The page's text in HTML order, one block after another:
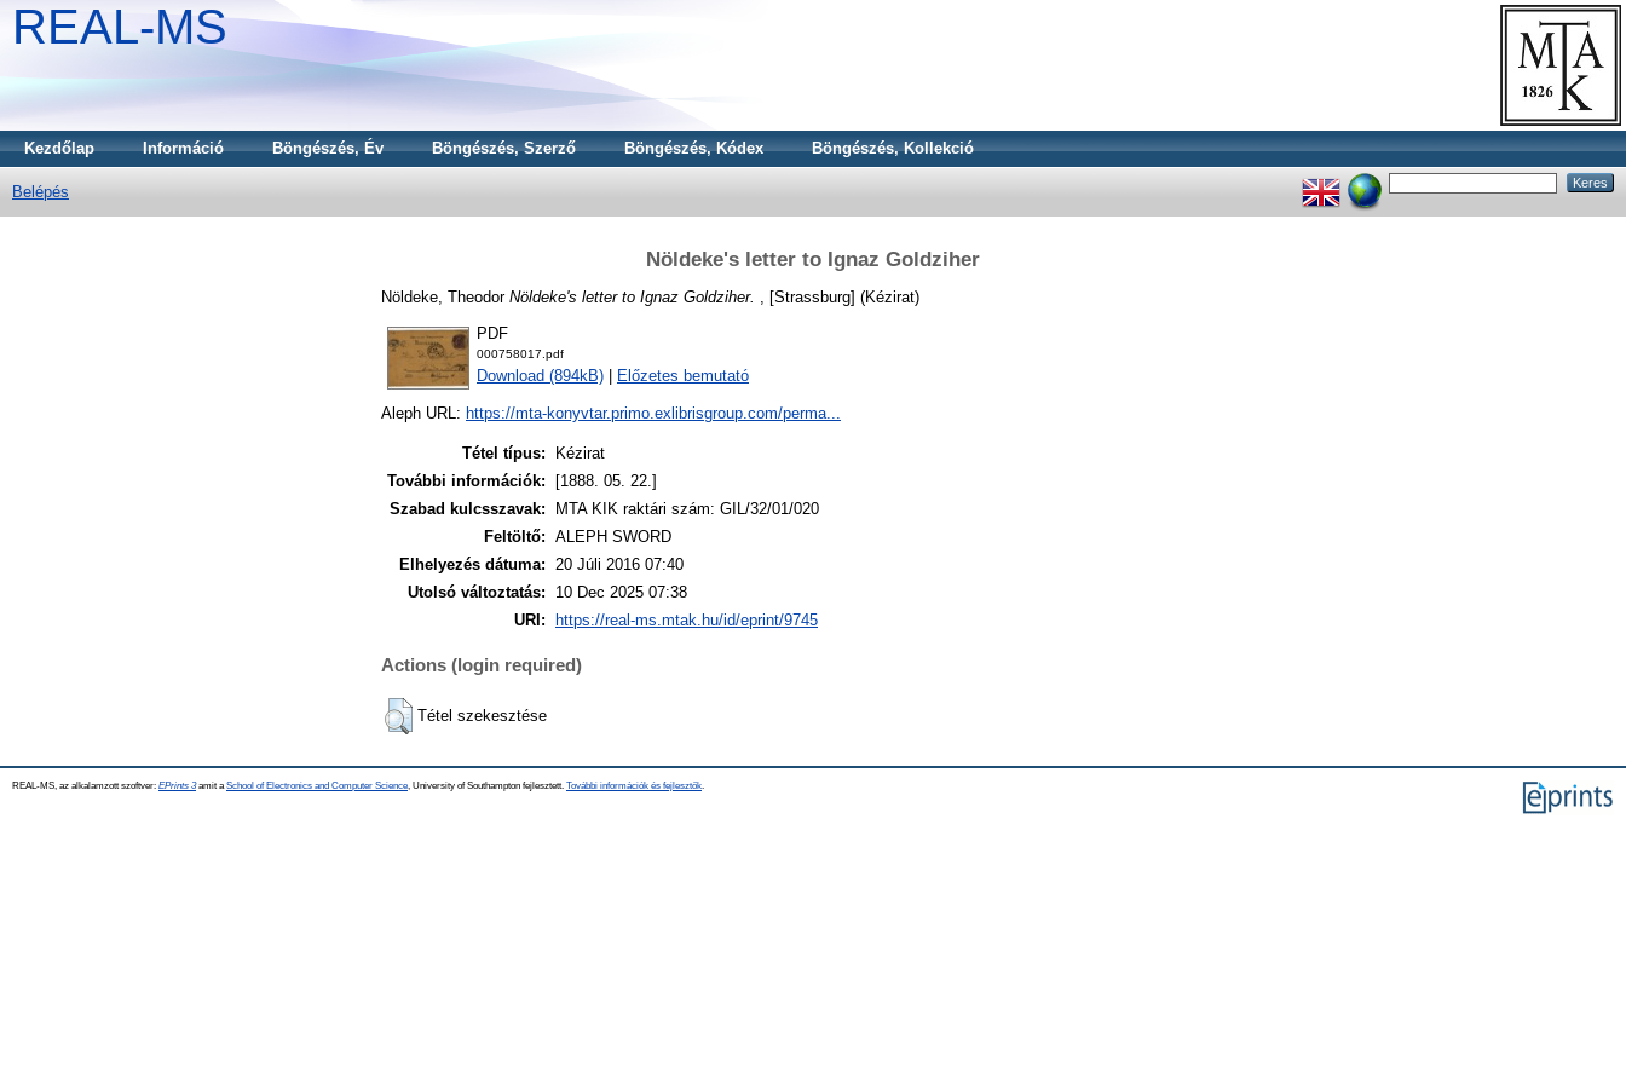
REAL-MS
Kezdőlap Információ Böngészés, Év Böngészés, Szerző Böngészés, Kódex Böngészés, Kollekció
Belépés
Nöldeke's letter to Ignaz Goldziher
Nöldeke, Theodor Nöldeke's letter to Ignaz Goldziher. , [Strassburg] (Kézirat)
PDF
000758017.pdf
Download (894kB) Előzetes bemutató
Aleph URL: https://mta-konyvtar.primo.exlibrisgroup.com/perma...
Tétel típus:
Kézirat
További információk:
[1888. 05. 22.]
Szabad kulcsszavak:
MTA KIK raktári szám: GIL/32/01/020
Feltöltő: ALEPH SWORD
Elhelyezés dátuma: 20 Júli 2016 07:40
Utolsó változtatás:
10 Dec 2025 07:38
URI:
https://real-ms.mtak.hu/id/eprint/9745
Actions (login required)
Tétel szekesztése
REAL-MS, az alkalamzott szoftver: EPrints 3amit a School of Electronics and Computer Science , University of Southampton fejlesztett. További információk és fejlesztők